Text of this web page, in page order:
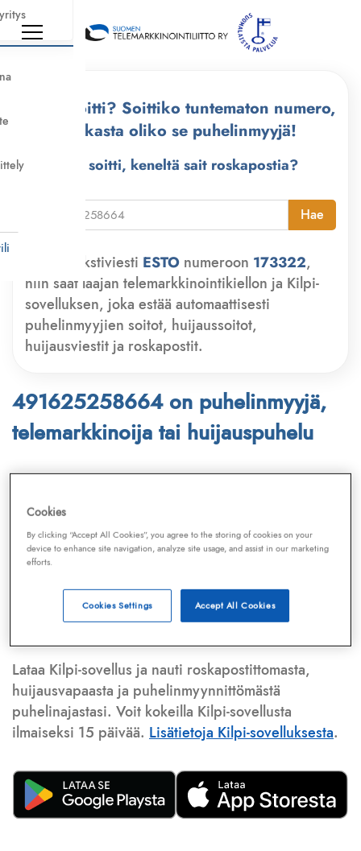
Kuka soitti? Soittiko tuntematon numero,
tarkasta oliko se puhelinmyyjä!
Kuka soitti, keneltä sait roskapostia?
Hae
Lähetä tekstiviesti ESTO numeroon 173322,
niin saat laajan telemarkkinointikiellon ja Kilpi-
sovelluksen, joka estää automaattisesti
puhelinmyyjien soitot, huijaussoitot,
huijausviestit ja roskapostit.
491625258664 on puhelinmyyjä,
telemarkkinoija tai huijauspuhelu
Telemarkkinointiliiton ja
puhelinmyyjienjatelemarkkinoijien numeroita.
Lisäksi tunnistamme automaattisesti, jos kyseessä on
puhelinhuijarin numero, sähköpostiosoitetai
huijausviesti. Tietokantaamme päivitetään jatkuvasti,
mikä varmistaa ajantasaisen suojan.
Lataa Kilpi-sovellus ja nauti roskapostittomasta,
huijausvapaasta ja puhelinmyynnittömästä
puhelinajastasi. Voit kokeilla Kilpi-sovellusta
ilmaiseksi 15 päivää. Lisätietoja Kilpi-sovelluksesta.
Cookies
By clicking “Accept All Cookies”, you agree to the storing of cookies on your
device to enhance site navigation, analyze site usage, and assist in our marketing
efforts.
Accept All Cookies
Cookies Settings